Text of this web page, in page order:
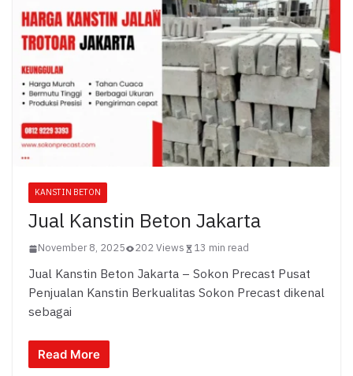
KANSTIN BETON
Jual Kanstin Beton Jakarta
November 8, 2025 202 Views 13 min read
Jual Kanstin Beton Jakarta – Sokon Precast Pusat
Penjualan Kanstin Berkualitas Sokon Precast dikenal
sebagai
Read More